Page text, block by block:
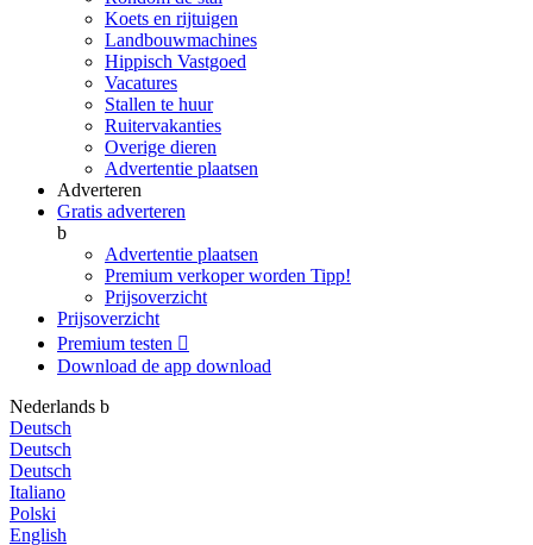
Koets en rijtuigen
Landbouwmachines
Hippisch Vastgoed
Vacatures
Stallen te huur
Ruitervakanties
Overige dieren
Advertentie plaatsen
Adverteren
Gratis adverteren
b
Advertentie plaatsen
Premium verkoper worden Tipp!
Prijsoverzicht
Prijsoverzicht
Premium testen 
Download de app download
Nederlands b
Deutsch
Deutsch
Deutsch
Italiano
Polski
English